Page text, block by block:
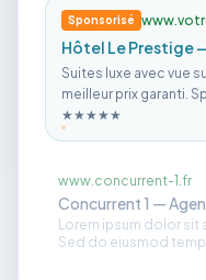
Sponsorisé
Hôtel Le Prestige
Suites luxe avec vue
meilleur prix garanti.
★★★★★
www.concurrent-1.fr
Concurrent 1 —
Lorem ipsum dolor
Sed do eiusmod